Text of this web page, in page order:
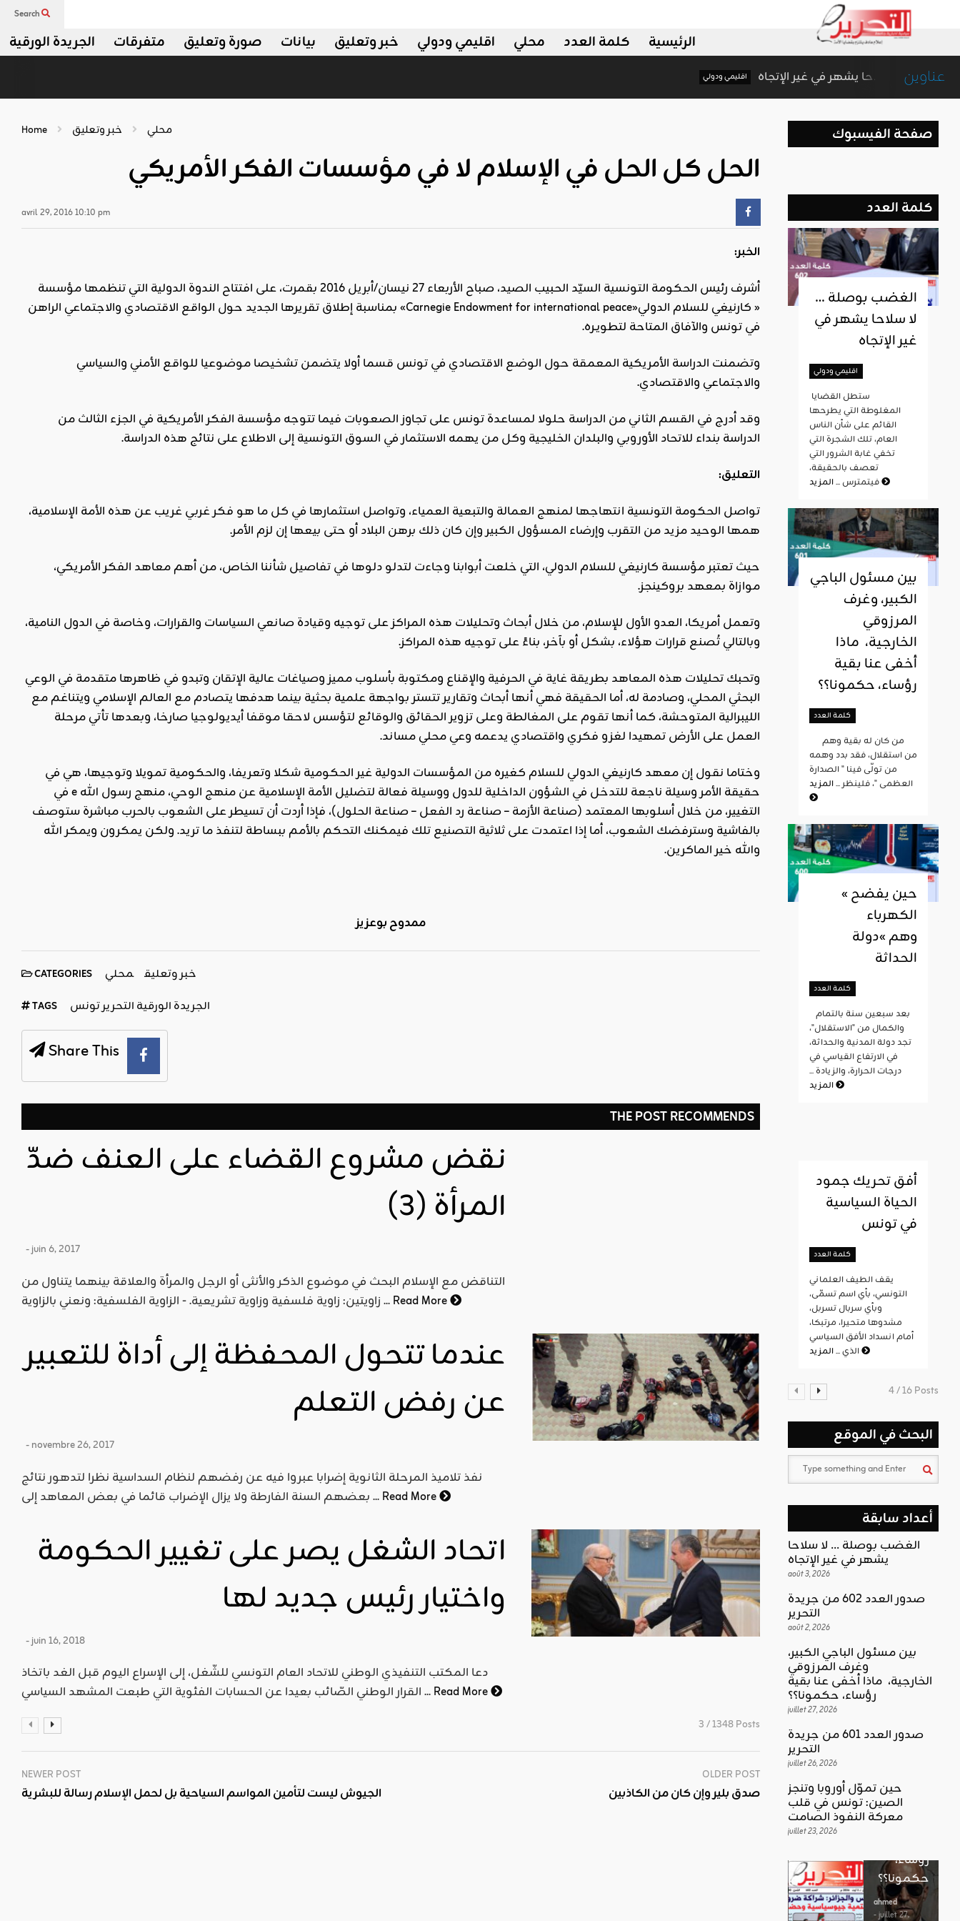
Search
الجريدة الورقية متفرقات صورة وتعليق بيانات خبر وتعليق اقليمي ودولي محلي كلمة العدد الرئيسية
عناوين اقليمي ودولي الغضب بوصلة … لا سلاحا يشهر في غير الإتجاه
Home محلي خبر وتعليق
الحل كل الحل في الإسلام لا في مؤسسات الفكر الأمريكي
avril 29, 2016 10:10 pm
الخبر:
أشرف رئيس الحكومة التونسية السيّد الحبيب الصيد، صباح الأربعاء 27 نيسان/أبريل 2016 بقمرت، على افتتاح الندوة الدولية التي تنظمها مؤسسة
« كارنيغي للسلام الدولي«Carnegie Endowment for international peace» بمناسبة إطلاق تقريرها الجديد حول الواقع الاقتصادي والاجتماعي الراهن
في تونس والآفاق المتاحة لتطويـره.
وتضمنت الدراسة الأمريكية المعمقة حول الوضع الاقتصادي في تونس قسما أولا يتضمن تشخيصا موضوعيا للواقع الأمني والسياسي
والاجتماعي والاقتصادي.
وقد أدرج في القسم الثاني من الدراسة حلولا لمساعدة تونس على تجاوز الصعوبات فيما تتوجه مؤسسة الفكر الأمريكية في الجزء الثالث من
الدراسة بنداء للاتحاد الأوروبي والبلدان الخليجية وكل من يهمه الاستثمار في السوق التونسية إلى الاطلاع على نتائج هذه الدراسة.
التعليق:
تواصل الحكومة التونسية انتهاجها لمنهج العمالة والتبعية العمياء، وتواصل استثمارها في كل ما هو فكر غربي غريب عن هذه الأمة الإسلامية،
همها الوحيد مزيد من التقرب وإرضاء المسؤول الكبير وإن كان ذلك برهن البلاد أو حتى بيعها إن لزم الأمر.
حيث تعتبر مؤسسة كارنيغي للسلام الدولي، التي خلعت أبوابنا وجاءت لتدلو دلوها في تفاصيل شأننا الخاص، من أهم معاهد الفكر الأمريكي،
موازاة بمعهد بروكينجز.
وتعمل أمريكا، العدو الأول للإسلام، من خلال أبحاث وتحليلات هذه المراكز على توجيه وقيادة صانعي السياسات والقرارات، وخاصة في الدول النامية،
وبالتالي تُصنع قرارات هؤلاء، بشكل أو بآخر، بناءً على توجيه هذه المراكز.
وتحبك تحليلات هذه المعاهد بطريقة غاية في الحرفية والإقناع ومكتوبة بأسلوب مميز وصياغات عالية الإتقان وتبدو في ظاهرها متقدمة في الوعي
البحثي المحلي، وصادمة له، أما الحقيقة فهي أنها أبحاث وتقارير تتستر بواجهة علمية بحثية بينما هدفها يتصادم مع العالم الإسلامي ويتناغم مع
الليبرالية المتوحشة، كما أنها تقوم على المغالطة وعلى تزوير الحقائق والوقائع لتؤسس لاحقا موقفا أيديولوجيا صارخا، وبعدها تأتي مرحلة
العمل على الأرض تمهيدا لغزو فكري واقتصادي يدعمه وعي محلي مساند.
وختاما نقول إن معهد كارنيغي الدولي للسلام كغيره من المؤسسات الدولية غير الحكومية شكلا وتعريفا، والحكومية تمويلا وتوجيها، هي في
حقيقة الأمر وسيلة ناجعة للتدخل في الشؤون الداخلية للدول ووسيلة فعالة لتضليل الأمة الإسلامية عن منهج الوحي، منهج رسول الله e في
التغيير، من خلال أسلوبها المعتمد (صناعة الأزمة – صناعة رد الفعل – صناعة الحلول)، فإذا أردت أن تسيطر على الشعوب بالحرب مباشرة ستوصف
بالفاشية وسترفضك الشعوب، أما إذا اعتمدت على ثلاثية التصنيع تلك فيمكنك التحكم بالأمم ببساطة لتنفذ ما تريد. ولكن يمكرون ويمكر الله
والله خير الماكرين.
ممدوح بوعزيز
CATEGORIES خبر وتعليق محلي
TAGS الجريدة الورقية التحرير تونس
Share This
THE POST RECOMMENDS
نقض مشروع القضاء على العنف ضدّ
المرأة (3)
- juin 6, 2017
التناقض مع الإسلام البحث في موضوع الذكر والأنثى أو الرجل والمرأة والعلاقة بينهما يتناول من
زاويتين: زاوية فلسفية وزاوية تشريعية. - الزاوية الفلسفية: ونعني بالزاوية ...Read More
عندما تتحول المحفظة إلى أداة للتعبير
عن رفض التعلم
- novembre 26, 2017
نفذ تلاميذ المرحلة الثانوية إضرابا عبروا فيه عن رفضهم لنظام السداسية نظرا لتدهور نتائج
بعضهم السنة الفارطة ولا يزال الإضراب قائما في بعض المعاهد إلى ...Read More
اتحاد الشغل يصر على تغيير الحكومة
واختيار رئيس جديد لها
- juin 16, 2018
دعا المكتب التنفيذي الوطني للاتحاد العام التونسي للشّغل، إلى الإسراع اليوم قبل الغد باتخاذ
القرار الوطني الصّائب بعيدا عن الحسابات الفئوية التي طبعت المشهد السياسي ...Read More
3 / 1348 Posts
NEWER POST
الجيوش ليست لتأمين المواسم السياحية بل لحمل الإسلام رسالة للبشرية
OLDER POST
صدق بلير وإن كان من الكاذبين
صفحة الفيسبوك
كلمة العدد
الغضب بوصلة …
لا سلاحا يشهر في
غير الإتجاه
اقليمي ودولي
المغلوطة التي يطرحها
القائم على شأن الناس
العام، تلك الشجرة التي
تخفي غابة الشرور التي
تعصف بالحقيقة،
فيتمترس ...المزيد
بين مسئول الباجي
الكبير، وغرف
المرزوقي
الخارجية، ماذا
أخفى عنا بقية
رؤساء، حكمونا؟؟
كلمة العدد
من استقلال، فقد بدد وهمه
من تولّى فينا " الصدارة
العظمى "، فلينظر ...المزيد
« حين يفضح
الكهرباء
وهم »دولة
الحداثة
كلمة العدد
والكمال من "الاستقلال"،
تجد دولة المدنية والحداثة،
في الارتفاع القياسي في
درجات الحرارة، والزيادة ...
المزيد
أفق تحريك جمود
الحياة السياسية
في تونس
كلمة العدد
يقف الطيف العلماني
التونسي، بأي اسم تسمّى،
وبأي سربال تسربل،
مشدوها متحيرا، مرتبكا،
أمام انسداد الأفق السياسي
الذي ...المزيد
4 / 16 Posts
البحث في الموقع
أعداد سابقة
الغضب بوصلة … لا سلاحا
يشهر في غير الإتجاه
août 3, 2026
صدور العدد 602 من جريدة
التحرير
août 2, 2026
بين مسئول الباجي الكبير،
وغرف المرزوقي
الخارجية، ماذا أخفى عنا بقية
رؤساء، حكمونا؟؟
juillet 27, 2026
صدور العدد 601 من جريدة
التحرير
juillet 26, 2026
حين تموّل أوروبا وتنجز
الصين: تونس في قلب
معركة النفوذ الصامت
juillet 23, 2026
أوروبا
قلب
الغضب
بوصلة …
لا سلاحا
بين
الباجي
المرزوقي
الخارجية،
ماذا أخفى
رؤساء،
حكمونا؟؟
ahmed
- juillet 27,